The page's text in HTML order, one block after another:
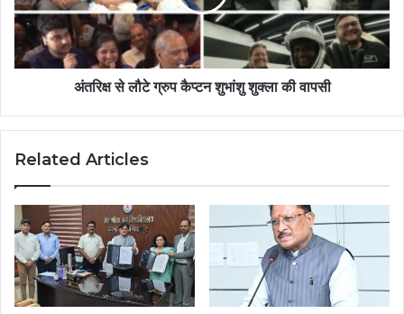
अंतरिक्ष से लौटे ग्रुप कैप्टन शुभांशु शुक्ला की वापसी
Related Articles